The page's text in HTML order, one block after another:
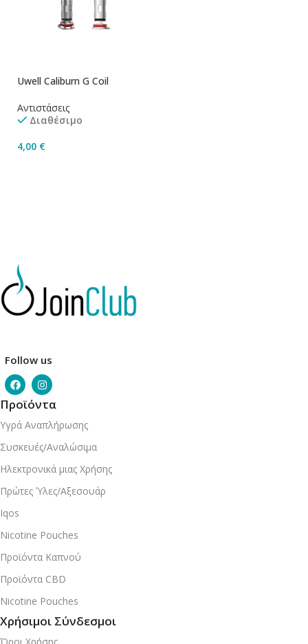
Uwell Caliburn G Coil
Αντιστάσεις
Διαθέσιμο
4,00 €
Follow us
Προϊόντα
Υγρά Αναπλήρωσης
Συσκευές/Αναλώσιμα
Ηλεκτρονικά μιας Χρήσης
Πρώτες Ύλες/Αξεσουάρ
Iqos
Nicotine Pouches
Προϊόντα Καπνού
Προϊόντα CBD
Nicotine Pouches
Χρήσιμοι Σύνδεσμοι